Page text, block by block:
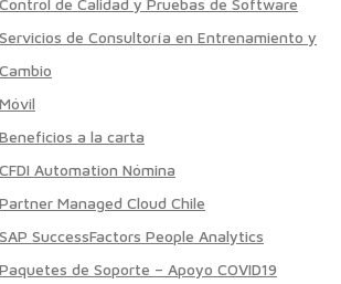
Control de Calidad y Pruebas de Software
Servicios de Consultoría en Entrenamiento y
Cambio
Móvil
Beneficios a la carta
CFDI Automation Nómina
Partner Managed Cloud Chile
SAP SuccessFactors People Analytics
Paquetes de Soporte – Apoyo COVID19